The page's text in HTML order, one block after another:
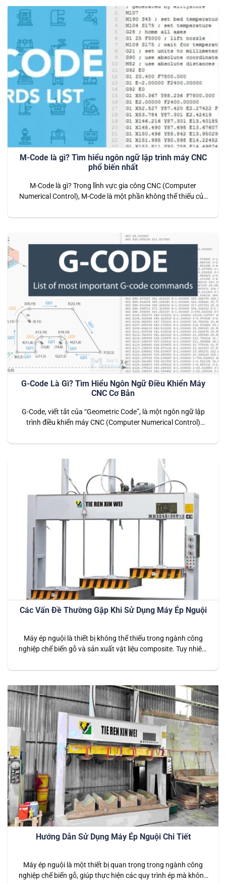
M-Code là gì? Tìm hiểu ngôn ngữ lập trình máy CNC
phổ biến nhất
M-Code là gì? Trong lĩnh vực gia công CNC (Computer
Numerical Control), M-Code là một phần không thể thiếu của
của máy như bật/tắt trục chính, hệ thống làm mát, hoặc thay
G-Code Là Gì? Tìm Hiểu Ngôn Ngữ Điều Khiển Máy
CNC Cơ Bản
G-Code, viết tắt của “Geometric Code”, là một ngôn ngữ lập
trình điều khiển máy CNC (Computer Numerical Control)
Máy CNC là các loại máy móc tự động hóa, như máy phay,
Các Vấn Đề Thường Gặp Khi Sử Dụng Máy Ép Nguội
Máy ép nguội là thiết bị không thể thiếu trong ngành công
nghiệp chế biến gỗ và sản xuất vật liệu composite. Tuy nhiên,
số vấn đề kỹ thuật ảnh hưởng đến hiệu suất và tuổi thọ của
Hướng Dẫn Sử Dụng Máy Ép Nguội Chi Tiết
Máy ép nguội là một thiết bị quan trọng trong ngành công
nghiệp chế biến gỗ, giúp thực hiện các quy trình ép mà không